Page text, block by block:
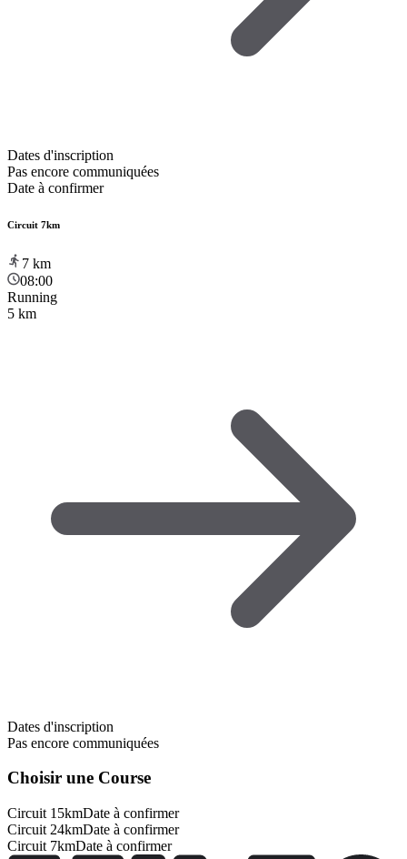
Dates d'inscription
Pas encore communiquées
Date à confirmer
Circuit 7km
7 km
08:00
Running
5 km
Dates d'inscription
Pas encore communiquées
Choisir une Course
Circuit 15kmDate à confirmer
Circuit 24kmDate à confirmer
Circuit 7kmDate à confirmer